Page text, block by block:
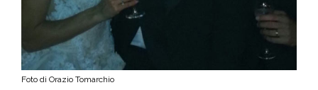
Foto di Orazio Tomarchio